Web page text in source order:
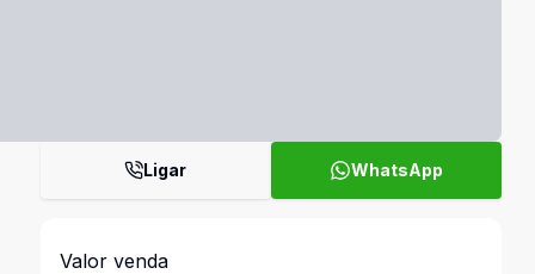
Ligar WhatsApp
Valor venda